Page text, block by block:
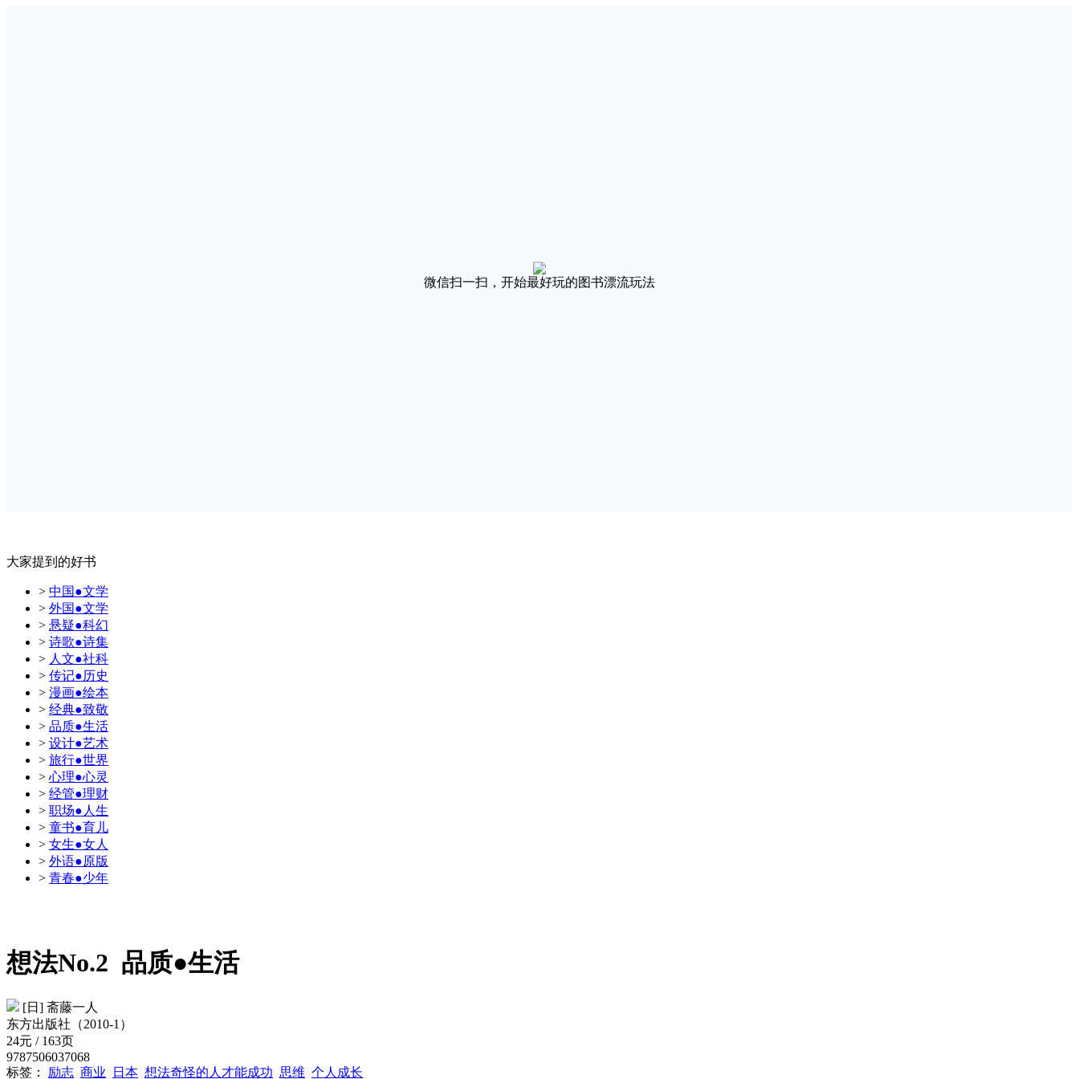
微信扫一扫，开始最好玩的图书漂流玩法
大家提到的好书
> 中国●文学
> 外国●文学
> 悬疑●科幻
> 诗歌●诗集
> 人文●社科
> 传记●历史
> 漫画●绘本
> 经典●致敬
> 品质●生活
> 设计●艺术
> 旅行●世界
> 心理●心灵
> 经管●理财
> 职场●人生
> 童书●育儿
> 女生●女人
> 外语●原版
> 青春●少年
想法No.2 品质●生活
[日] 斋藤一人
东方出版社（2010-1）
24元 / 163页
9787506037068
标签： 励志 商业 日本 想法奇怪的人才能成功 思维 个人成长